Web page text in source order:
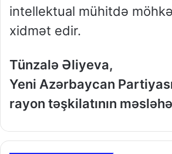
intellektual mühitdə
xidmət edir.
Tünzalə Əliyeva,
Yeni Azərbaycan
rayon təşkilatının